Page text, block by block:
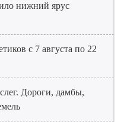
нижний ярус
с 7 августа по 22
Дороги, дамбы,